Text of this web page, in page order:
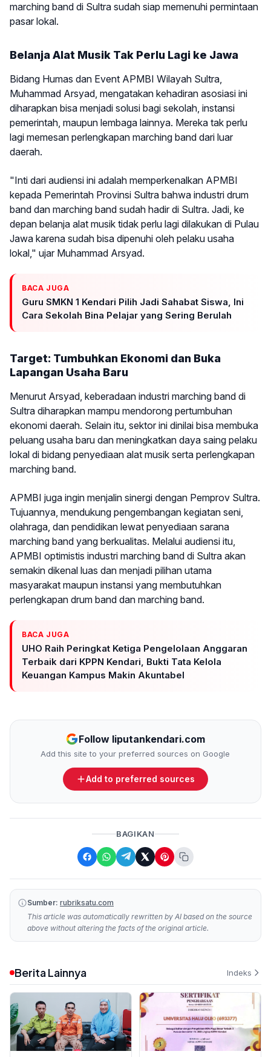
marching band di Sultra sudah siap memenuhi permintaan
pasar lokal.
Belanja Alat Musik Tak Perlu Lagi ke Jawa
Bidang Humas dan Event APMBI Wilayah Sultra,
Muhammad Arsyad, mengatakan kehadiran asosiasi ini
diharapkan bisa menjadi solusi bagi sekolah, instansi
pemerintah, maupun lembaga lainnya. Mereka tak perlu
lagi memesan perlengkapan marching band dari luar
daerah.
"Inti dari audiensi ini adalah memperkenalkan APMBI
kepada Pemerintah Provinsi Sultra bahwa industri drum
band dan marching band sudah hadir di Sultra. Jadi, ke
depan belanja alat musik tidak perlu lagi dilakukan di Pulau
Jawa karena sudah bisa dipenuhi oleh pelaku usaha
lokal," ujar Muhammad Arsyad.
BACA JUGA
Guru SMKN 1 Kendari Pilih Jadi Sahabat Siswa, Ini
Cara Sekolah Bina Pelajar yang Sering Berulah
Target: Tumbuhkan Ekonomi dan Buka
Lapangan Usaha Baru
Menurut Arsyad, keberadaan industri marching band di
Sultra diharapkan mampu mendorong pertumbuhan
ekonomi daerah. Selain itu, sektor ini dinilai bisa membuka
peluang usaha baru dan meningkatkan daya saing pelaku
lokal di bidang penyediaan alat musik serta perlengkapan
marching band.
APMBI juga ingin menjalin sinergi dengan Pemprov Sultra.
Tujuannya, mendukung pengembangan kegiatan seni,
olahraga, dan pendidikan lewat penyediaan sarana
marching band yang berkualitas. Melalui audiensi itu,
APMBI optimistis industri marching band di Sultra akan
semakin dikenal luas dan menjadi pilihan utama
masyarakat maupun instansi yang membutuhkan
perlengkapan drum band dan marching band.
BACA JUGA
UHO Raih Peringkat Ketiga Pengelolaan Anggaran
Terbaik dari KPPN Kendari, Bukti Tata Kelola
Keuangan Kampus Makin Akuntabel
Follow liputankendari.com
Add this site to your preferred sources on Google
Add to preferred sources
BAGIKAN
Sumber: rubriksatu.com
This article was automatically rewritten by AI based on the source
above without altering the facts of the original article.
Berita Lainnya Indeks